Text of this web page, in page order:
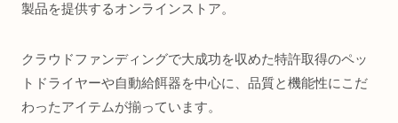
製品を提供するオンラインストア。
クラウドファンディングで大成功を収めた特許取得のペッ
トドライヤーや自動給餌器を中心に、品質と機能性にこだ
わったアイテムが揃っています。